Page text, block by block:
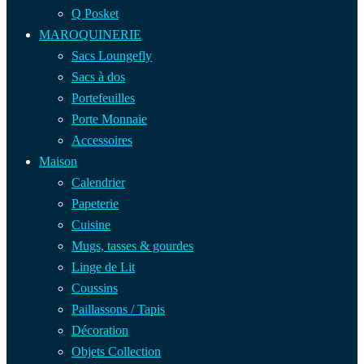
Q Posket
MAROQUINERIE
Sacs Loungefly
Sacs à dos
Portefeuilles
Porte Monnaie
Accessoires
Maison
Calendrier
Papeterie
Cuisine
Mugs, tasses & gourdes
Linge de Lit
Coussins
Paillassons / Tapis
Décoration
Objets Collection